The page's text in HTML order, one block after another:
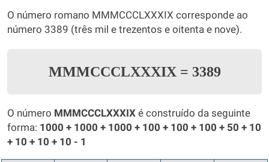
O número romano MMMCCCLXXXIX corresponde ao
número 3389 (três mil e trezentos e oitenta e nove).
MMMCCCLXXXIX = 3389
O número MMMCCCLXXXIX é construído da seguinte
forma: 1000 + 1000 + 1000 + 100 + 100 + 100 + 50 + 10
+ 10 + 10 + 10 - 1